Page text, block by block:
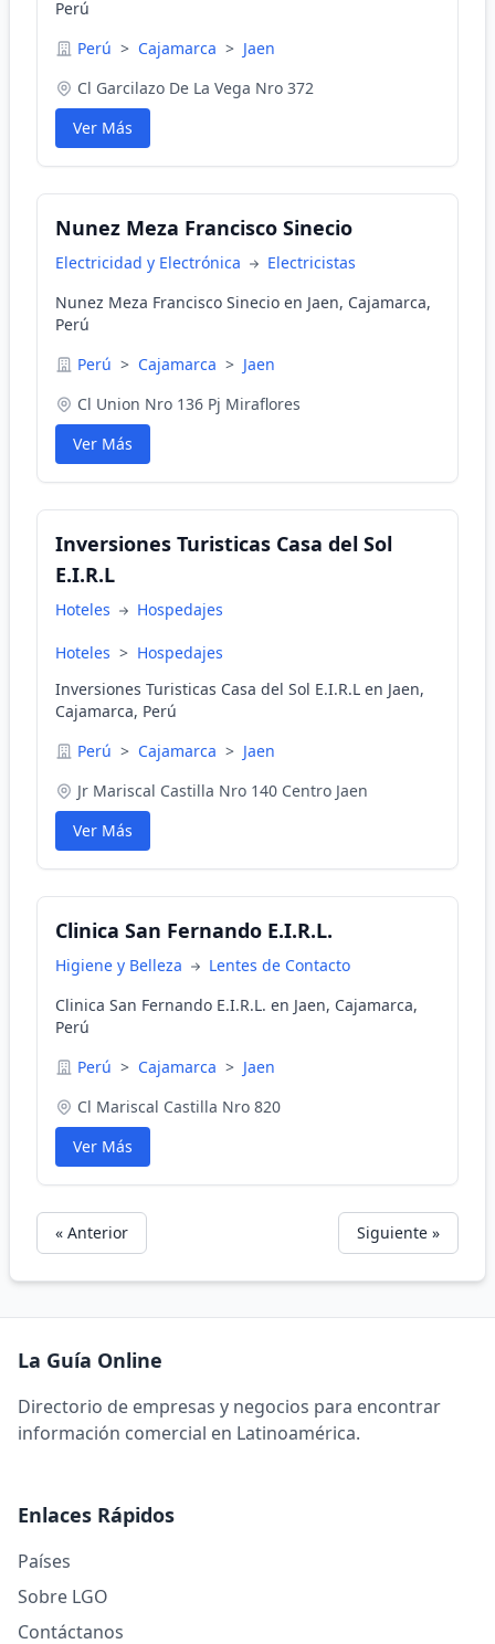
Perú
Perú > Cajamarca > Jaen
Cl Garcilazo De La Vega Nro 372
Ver Más
Nunez Meza Francisco Sinecio
Electricidad y Electrónica
Electricistas
Nunez Meza Francisco Sinecio en Jaen, Cajamarca,
Perú
Perú > Cajamarca > Jaen
Cl Union Nro 136 Pj Miraflores
Ver Más
Inversiones Turisticas Casa del Sol
E.I.R.L
Hoteles Hospedajes
Hoteles > Hospedajes
Inversiones Turisticas Casa del Sol E.I.R.L en Jaen,
Cajamarca, Perú
Perú > Cajamarca > Jaen
Jr Mariscal Castilla Nro 140 Centro Jaen
Ver Más
Clinica San Fernando E.I.R.L.
Higiene y Belleza
Lentes de Contacto
Clinica San Fernando E.I.R.L. en Jaen, Cajamarca,
Perú
Perú > Cajamarca > Jaen
Cl Mariscal Castilla Nro 820
Ver Más
« Anterior Siguiente »
La Guía Online
Directorio de empresas y negocios para encontrar
información comercial en Latinoamérica.
Enlaces Rápidos
Países
Sobre LGO
Contáctanos